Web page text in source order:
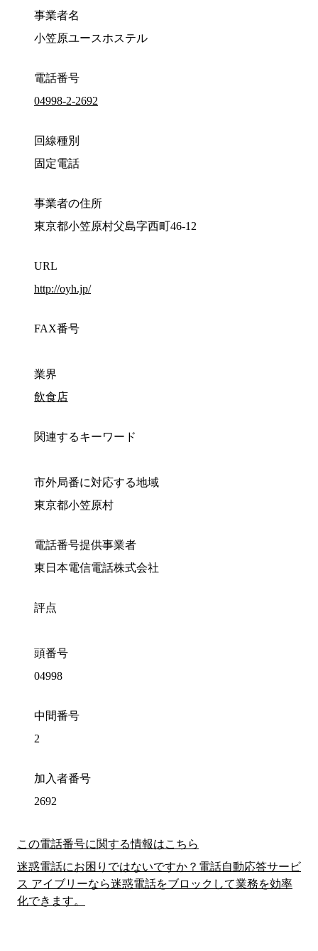
事業者名
小笠原ユースホステル
電話番号
04998-2-2692
回線種別
固定電話
事業者の住所
東京都小笠原村父島字西町46-12
URL
http://oyh.jp/
FAX番号
業界
飲食店
関連するキーワード
市外局番に対応する地域
東京都小笠原村
電話番号提供事業者
東日本電信電話株式会社
評点
頭番号
04998
中間番号
2
加入者番号
2692
この電話番号に関する情報はこちら
迷惑電話にお困りではないですか？電話自動応答サービ
ス アイブリーなら迷惑電話をブロックして業務を効率
化できます。